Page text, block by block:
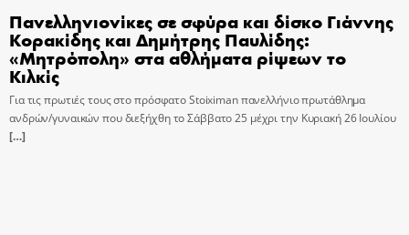
Πανελληνιονίκες σε σφύρα και δίσκο Γιάννης
Κορακίδης και Δημήτρης Παυλίδης:
«Μητρόπολη» στα αθλήματα ρίψεων το
Κιλκίς
Για τις πρωτιές τους στο πρόσφατο Stoiximan πανελλήνιο πρωτάθλημα
ανδρών/γυναικών που διεξήχθη το Σάββατο 25 μέχρι την Κυριακή 26 Ιουλίου
[…]